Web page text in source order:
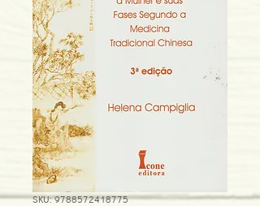
SKU: 9788572418775